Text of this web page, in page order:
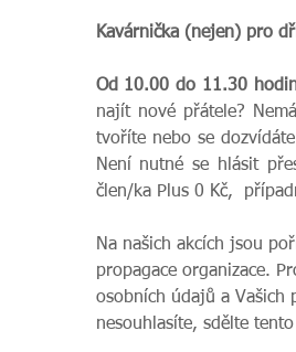
Kavárnička (nejen) pro
Od 10.00 do 11.30
najít nové přátele?
tvoříte nebo se
Není nutné se hlásit
člen/ka Plus 0 Kč,
Na našich akcích jsou
propagace organizace.
osobních údajů a Vašich
nesouhlasíte, sdělte